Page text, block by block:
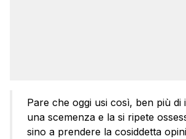
Pare che oggi usi così, ben più di
una scemenza e la si ripete
sino a prendere la cosiddetta